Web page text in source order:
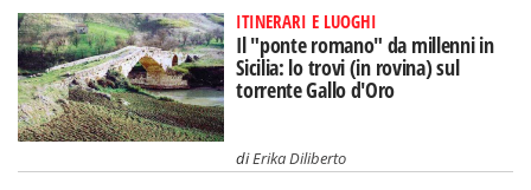
ITINERARI E LUOGHI
Il "ponte romano" da millenni in
Sicilia: lo trovi (in rovina) sul
torrente Gallo d'Oro
diErika Diliberto